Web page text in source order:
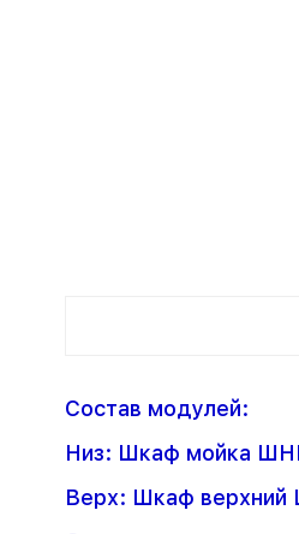
Состав модулей:
Низ: Шкаф мойка
Верх: Шкаф